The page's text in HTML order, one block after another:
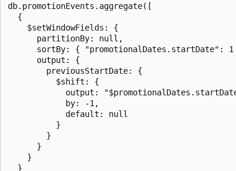
db.promotionEvents.aggregate([
  {
    $setWindowFields: {
      partitionBy: null,
sortBy: { "promotionalDates.startDate": 1
      output: {
        previousStartDate: {
          $shift: {
output:
            by: -1,
            default: null
          }
        }
      }
    }
  }